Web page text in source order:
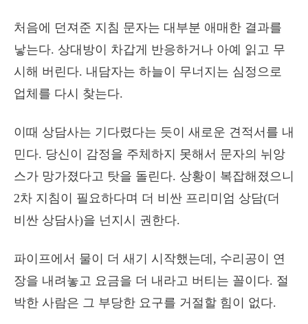
처음에 던져준 지침 문자는 대부분 애매한 결과를
낳는다. 상대방이 차갑게 반응하거나 아예 읽고 무
시해 버린다. 내담자는 하늘이 무너지는 심정으로
업체를 다시 찾는다.
이때 상담사는 기다렸다는 듯이 새로운 견적서를 내
민다. 당신이 감정을 주체하지 못해서 문자의 뉘앙
스가 망가졌다고 탓을 돌린다. 상황이 복잡해졌으니
2차 지침이 필요하다며 더 비싼 프리미엄 상담(더
비싼 상담사)을 넌지시 권한다.
파이프에서 물이 더 새기 시작했는데, 수리공이 연
장을 내려놓고 요금을 더 내라고 버티는 꼴이다. 절
박한 사람은 그 부당한 요구를 거절할 힘이 없다.